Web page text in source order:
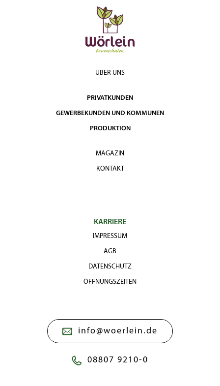
ÜBER UNS
PRIVATKUNDEN
GEWERBEKUNDEN UND KOMMUNEN
PRODUKTION
MAGAZIN
KONTAKT
KARRIERE
IMPRESSUM
AGB
DATENSCHUTZ
ÖFFNUNGSZEITEN
info@woerlein.de
08807 9210-0